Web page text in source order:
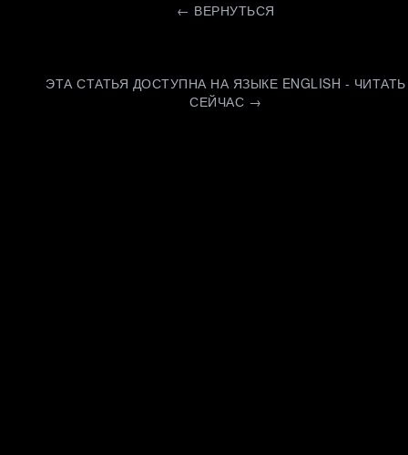
← ВЕРНУТЬСЯ
ЭТА СТАТЬЯ ДОСТУПНА НА ЯЗЫКЕ ENGLISH - ЧИТАТЬ
СЕЙЧАС →